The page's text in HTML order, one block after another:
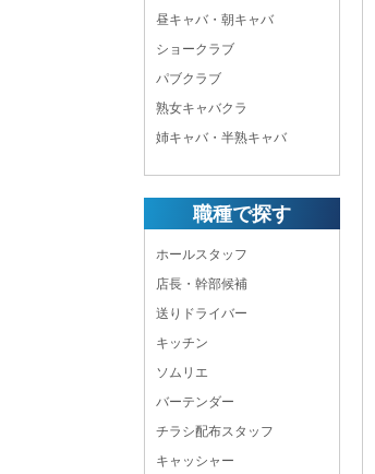
昼キャバ・朝キャバ
ショークラブ
パブクラブ
熟女キャバクラ
姉キャバ・半熟キャバ
職種で探す
ホールスタッフ
店長・幹部候補
送りドライバー
キッチン
ソムリエ
バーテンダー
チラシ配布スタッフ
キャッシャー